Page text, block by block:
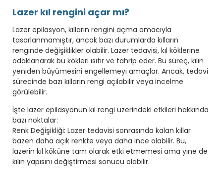
Lazer kıl rengini açar mı?
Lazer epilasyon, kılların rengini açma amacıyla
tasarlanmamıştır, ancak bazı durumlarda kılların
renginde değişiklikler olabilir. Lazer tedavisi, kıl köklerine
odaklanarak bu kökleri ısıtır ve tahrip eder. Bu süreç, kılın
yeniden büyümesini engellemeyi amaçlar. Ancak, tedavi
sürecinde bazı kılların rengi açılabilir veya incelme
görülebilir.
İşte lazer epilasyonun kıl rengi üzerindeki etkileri hakkında
bazı noktalar:
Renk Değişikliği: Lazer tedavisi sonrasında kalan kıllar
bazen daha açık renkte veya daha ince olabilir. Bu,
lazerin kıl köküne tam olarak etki etmemesi ama yine de
kılın yapısını değiştirmesi sonucu olabilir.